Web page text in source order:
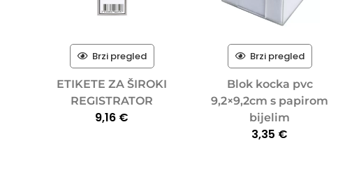
Brzi pregled
ETIKETE ZA ŠIROKI
REGISTRATOR
9,16 €
Brzi pregled
Blok kocka pvc
9,2×9,2cm s papirom
bijelim
3,35 €